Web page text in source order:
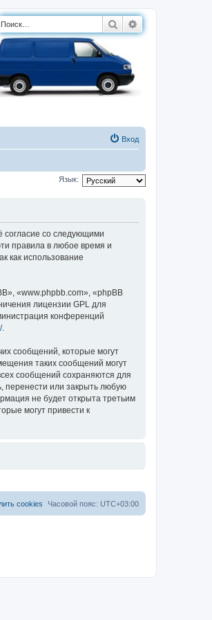
Поиск
Вход
Язык:
согласие со следующими
правила в любое время и
как использование
«www.phpbb.com», «phpBB
лицензии GPL для
конференций
.
сообщений, которые могут
таких сообщений могут
сообщений сохраняются для
перенести или закрыть любую
не будет открыта третьим
могут привести к
Часовой пояс: UTC+03:00
cookies